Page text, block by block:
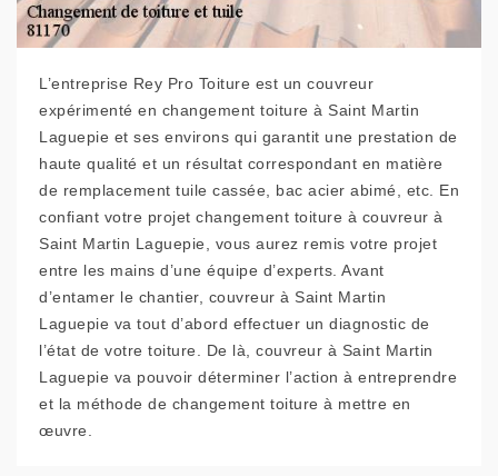
L’entreprise Rey Pro Toiture est un couvreur
expérimenté en changement toiture à Saint Martin
Laguepie et ses environs qui garantit une prestation de
haute qualité et un résultat correspondant en matière
de remplacement tuile cassée, bac acier abimé, etc. En
confiant votre projet changement toiture à couvreur à
Saint Martin Laguepie, vous aurez remis votre projet
entre les mains d’une équipe d’experts. Avant
d’entamer le chantier, couvreur à Saint Martin
Laguepie va tout d’abord effectuer un diagnostic de
l’état de votre toiture. De là, couvreur à Saint Martin
Laguepie va pouvoir déterminer l’action à entreprendre
et la méthode de changement toiture à mettre en
œuvre.